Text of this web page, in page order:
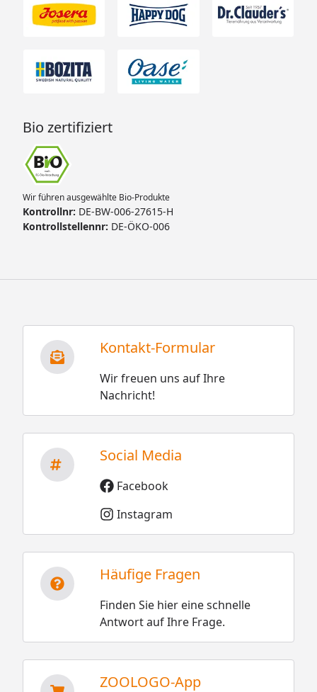
Bio zertifiziert
Wir führen ausgewählte Bio-Produkte
Kontrollnr: DE-BW-006-27615-H
Kontrollstellennr: DE-ÖKO-006
Kontakt-Formular
Wir freuen uns auf Ihre
Nachricht!
Social Media
Facebook
Instagram
Häufige Fragen
Finden Sie hier eine schnelle
Antwort auf Ihre Frage.
ZOOLOGO-App